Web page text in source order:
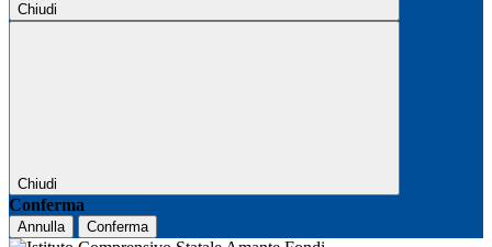
Chiudi
Chiudi
Conferma
Annulla Conferma